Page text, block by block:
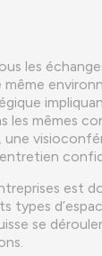
les
les mêmes
une
est
types
se